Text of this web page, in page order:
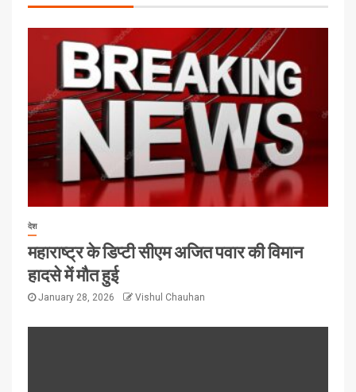
देश
महाराष्ट्र के डिप्टी सीएम अजित पवार की विमान
हादसे में मौत हुई
January 28, 2026 Vishul Chauhan